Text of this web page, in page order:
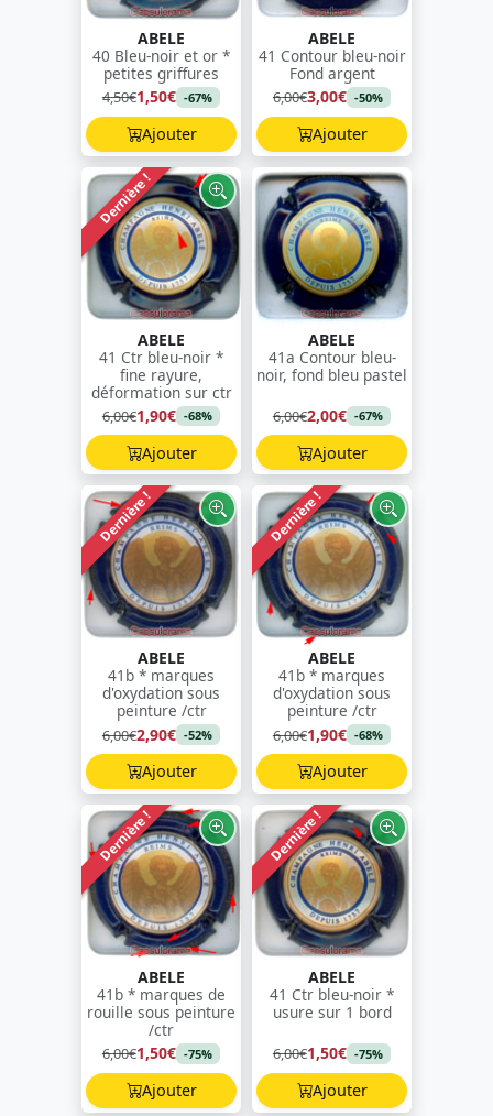
ABELE
40 Bleu-noir et or *
petites griffures
4,50€1,50€ -67%
Ajouter
ABELE
41 Contour bleu-noir
Fond argent
6,00€3,00€ -50%
Ajouter
Dernière !
ABELE
41 Ctr bleu-noir *
fine rayure,
déformation sur ctr
6,00€1,90€ -68%
Ajouter
ABELE
41a Contour bleu-
noir, fond bleu pastel
6,00€2,00€ -67%
Ajouter
Dernière !
ABELE
41b * marques
d'oxydation sous
peinture /ctr
6,00€2,90€ -52%
Ajouter
Dernière !
ABELE
41b * marques
d'oxydation sous
peinture /ctr
6,00€1,90€ -68%
Ajouter
Dernière !
ABELE
41b * marques de
rouille sous peinture
/ctr
6,00€1,50€ -75%
Ajouter
Dernière !
ABELE
41 Ctr bleu-noir *
usure sur 1 bord
6,00€1,50€ -75%
Ajouter